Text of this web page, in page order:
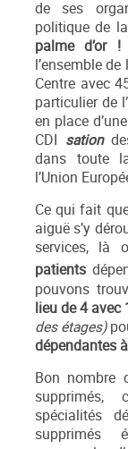
de ses
politique de
palme d’or !
l’ensemble
Centre avec
particulier de l’
en place
CDI sation
dans toute
l’Union
Ce qui fait
aiguë s’y
services, là
patients
pouvons
lieu de 4 avec
des étages)
dépendantes
Bon nombre
supprimés,
spécialités
supprimés